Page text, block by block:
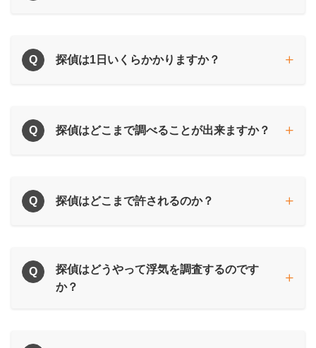
Q 探偵は1日いくらかかりますか？
Q 探偵はどこまで調べることが出来ますか？
Q 探偵はどこまで許されるのか？
Q
探偵はどうやって浮気を調査するのです
か？